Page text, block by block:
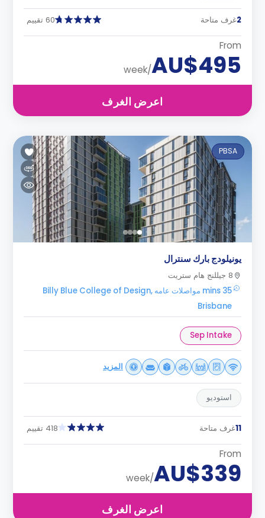
2غرف متاحة 60 تقييم
From
AU$495
/week
اعرض الغرف
PBSA
يونيلودج بارك سنترال
8 جيللنج هام ستريت
35 mins مواصلات عامه Billy Blue College of Design,
Brisbane
Sep Intake
المزيد
استوديو
11غرف متاحة 418 تقييم
From
AU$339
/week
اعرض الغرف